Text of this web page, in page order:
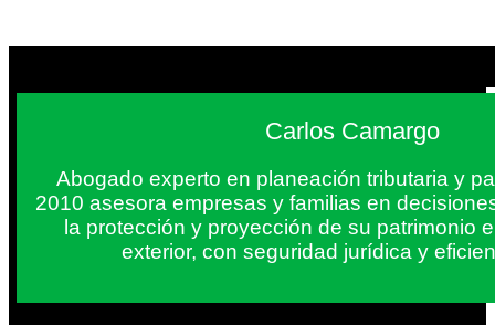
Carlos Camargo
Abogado experto en planeación tributaria y
2010 asesora empresas y familias en
la protección y proyección de su patrimonio
exterior, con seguridad jurídica y